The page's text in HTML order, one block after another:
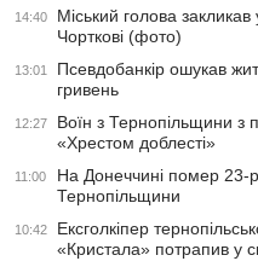
14:40
Міський голова закликав
Чорткові (фото)
13:01
Псевдобанкір ошукав
гривень
12:27
Воїн з Тернопільщини з
«Хрестом доблесті»
11:00
На Донеччині помер 23-
Тернопільщини
10:42
Ексголкіпер
«Кристала» потрапив у